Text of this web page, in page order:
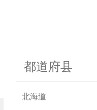
都道府县
北海道